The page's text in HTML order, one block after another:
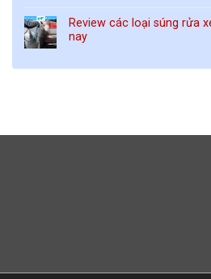
Review các loại súng rửa
nay